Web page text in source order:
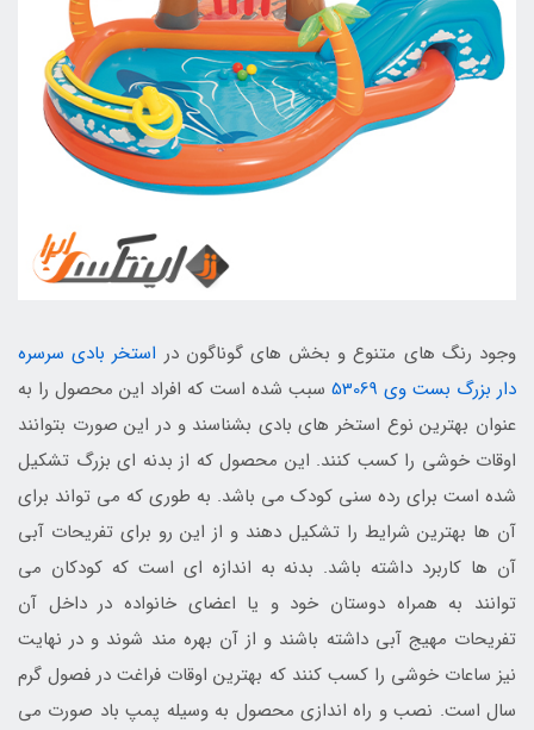
وجود رنگ های متنوع و بخش های گوناگون در استخر بادی سرسره
دار بزرگ بست وی 53069
سبب شده است که افراد این محصول را به
عنوان بهترین نوع استخر های بادی بشناسند و در این صورت بتوانند
اوقات خوشی را کسب کنند. این محصول که از بدنه ای بزرگ تشکیل
شده است برای رده سنی کودک می باشد. به طوری که می تواند برای
آن ها بهترین شرایط را تشکیل دهند و از این رو برای تفریحات آبی
آن ها کاربرد داشته باشد. بدنه به اندازه ای است که کودکان می
توانند به همراه دوستان خود و یا اعضای خانواده در داخل آن
تفریحات مهیج آبی داشته باشند و از آن بهره مند شوند و در نهایت
نیز ساعات خوشی را کسب کنند که بهترین اوقات فراغت در فصول گرم
سال است. نصب و راه اندازی محصول به وسیله پمپ باد صورت می